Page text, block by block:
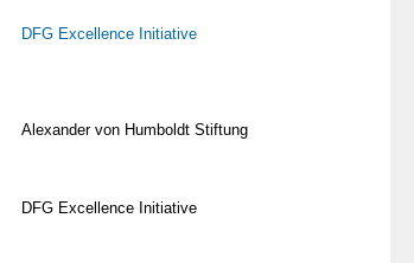
DFG Excellence Initiative
Alexander von Humboldt Stiftung
DFG Excellence Initiative